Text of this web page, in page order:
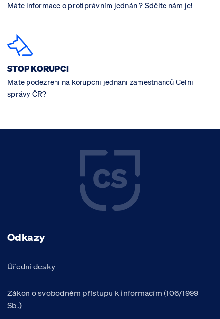
Máte informace o protiprávním jednání? Sdělte nám je!
STOP KORUPCI
Máte podezření na korupční jednání zaměstnanců Celní
správy ČR?
Odkazy
Úřední desky
Zákon o svobodném přístupu k informacím (106/1999
Sb.)